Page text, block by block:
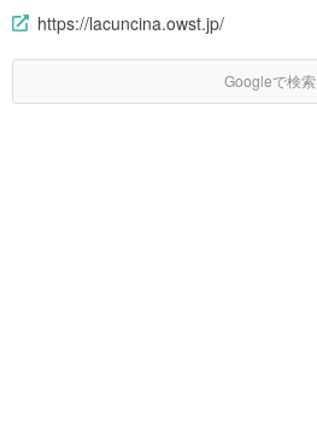
https://lacuncina.owst.jp/
Googleで検索